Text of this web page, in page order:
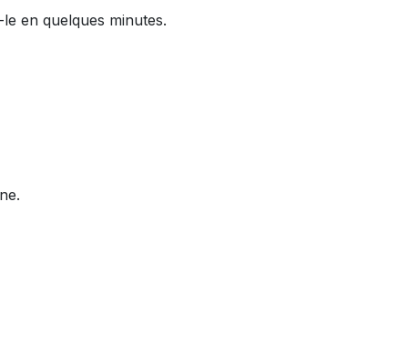
en quelques minutes.